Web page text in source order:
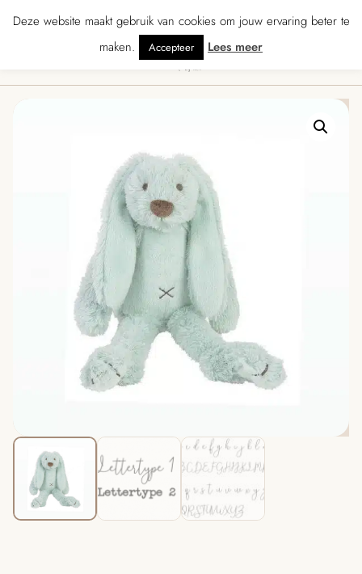
· Gratis verzending vanaf € 70 · Gratis kaartje met je bestelling •
Deze website maakt gebruik van cookies om jouw ervaring beter te
maken.
Accepteer Lees meer